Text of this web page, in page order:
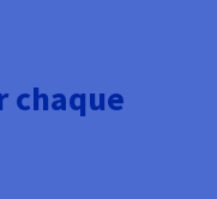
chaque